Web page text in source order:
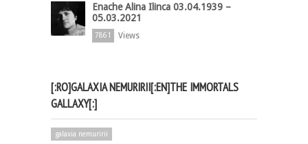
Enache Alina Ilinca 03.04.1939 –
05.03.2021
7861 Views
[:RO]GALAXIA NEMURIRII[:EN]THE IMMORTALS
GALLAXY[:]
galaxia nemuririi